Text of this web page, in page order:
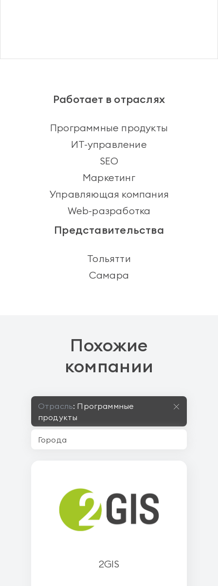
Работает в отраслях
Программные продукты
ИТ-управление
SEO
Маркетинг
Управляющая компания
Web-разработка
Представительства
Тольятти
Самара
Похожие
компании
Отрасль: Программные
продукты
2GIS